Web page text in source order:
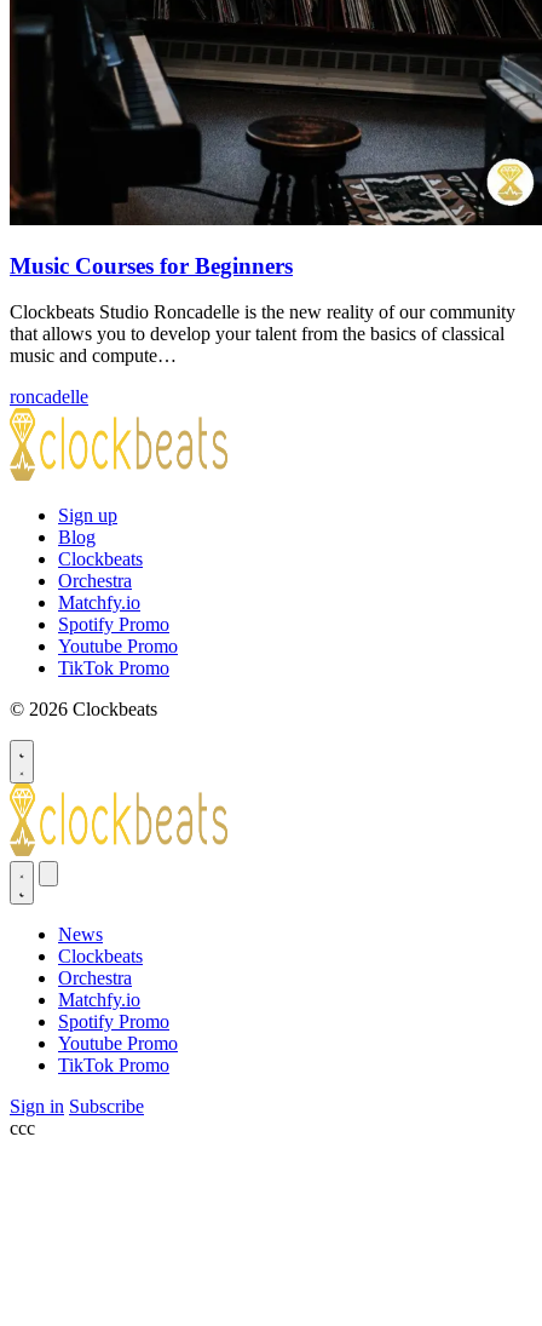
Music Courses for Beginners
Clockbeats Studio Roncadelle is the new reality of our community
that allows you to develop your talent from the basics of classical
music and compute…
roncadelle
Sign up
Blog
Clockbeats
Orchestra
Matchfy.io
Spotify Promo
Youtube Promo
TikTok Promo
© 2026 Clockbeats
News
Clockbeats
Orchestra
Matchfy.io
Spotify Promo
Youtube Promo
TikTok Promo
Sign in Subscribe
ссс